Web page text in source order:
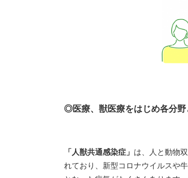
◎医療、獣医療をはじめ各分
「人獣共通感染症」 は、人と動物
れており、新型コロナウイルスや